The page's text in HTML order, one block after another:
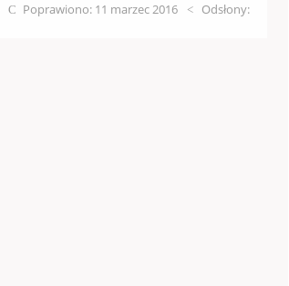
Poprawiono: 11 marzec 2016
Odsłony: